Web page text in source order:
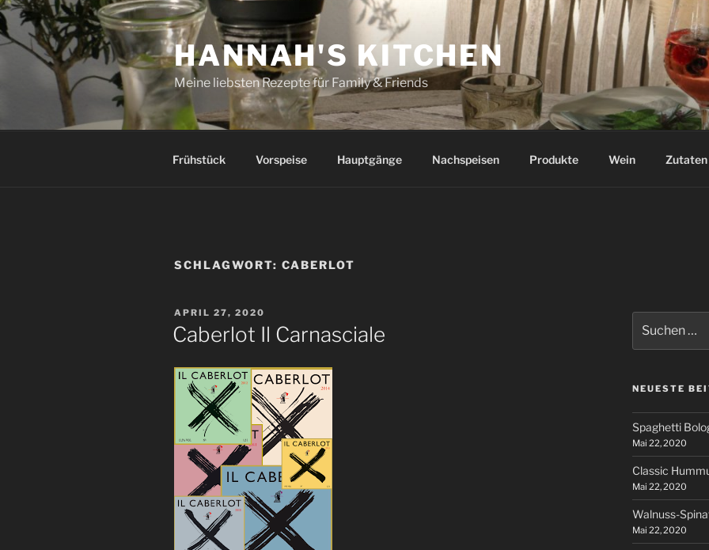
Zum
Inhalt
springen
HANNAH'S KITCHEN
Meine liebsten Rezepte für Family & Friends
Frühstück Vorspeise Hauptgänge Nachspeisen Produkte Wein Zutaten
SCHLAGWORT: CABERLOT
VERÖFFENTLICHT
AM
APRIL 27, 2020
Caberlot Il Carnasciale
nach:
NEUESTE
Spaghetti
Mai 22, 2020
Classic
Mai 22, 2020
Walnuss-
Mai 22, 2020